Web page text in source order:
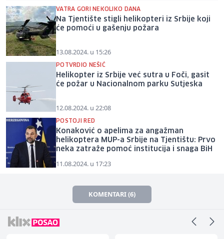
VATRA GORI NEKOLIKO DANA
Na Tjentište stigli helikopteri iz Srbije koji
će pomoći u gašenju požara
13.08.2024. u 15:26
POTVRDIO NEŠIĆ
Helikopter iz Srbije već sutra u Foči, gasit
će požar u Nacionalnom parku Sutjeska
12.08.2024. u 22:08
POSTOJI RED
Konaković o apelima za angažman
helikoptera MUP-a Srbije na Tjentištu: Prvo
neka zatraže pomoć institucija i snaga BiH
11.08.2024. u 17:23
KOMENTARI (6)